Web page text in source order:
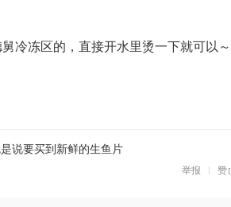
冷冻区的，直接开水里烫一下就可以～
说要买到新鲜的生鱼片
举报 | 赞